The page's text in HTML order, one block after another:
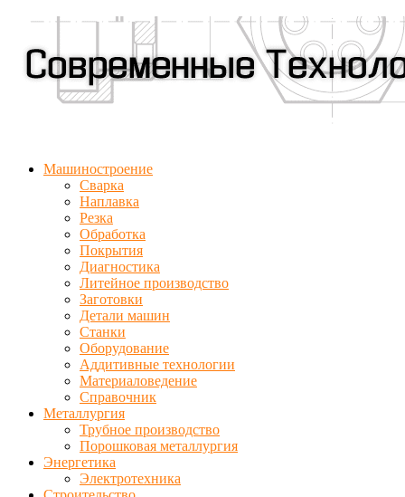
Машиностроение
Сварка
Наплавка
Резка
Обработка
Покрытия
Диагностика
Литейное производство
Заготовки
Детали машин
Станки
Оборудование
Аддитивные технологии
Материаловедение
Справочник
Металлургия
Трубное производство
Порошковая металлургия
Энергетика
Электротехника